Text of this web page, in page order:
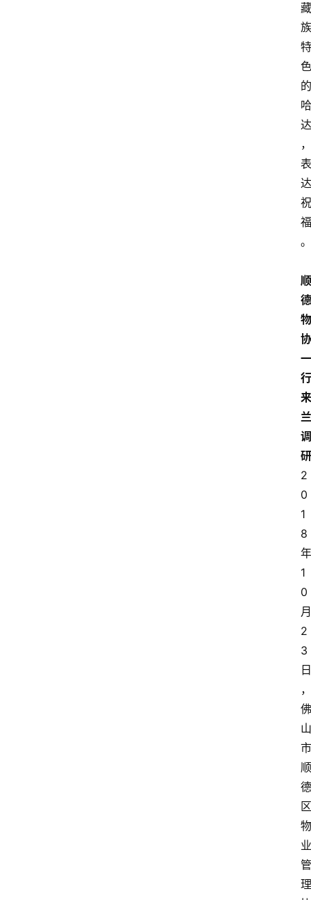
藏
族
特
色
的
哈
达
，
表
达
祝
福
。
顺
德
物
协
一
行
来
兰
调
研
2
0
1
8
年
1
0
月
2
3
日
，
佛
山
市
顺
德
区
物
业
管
理